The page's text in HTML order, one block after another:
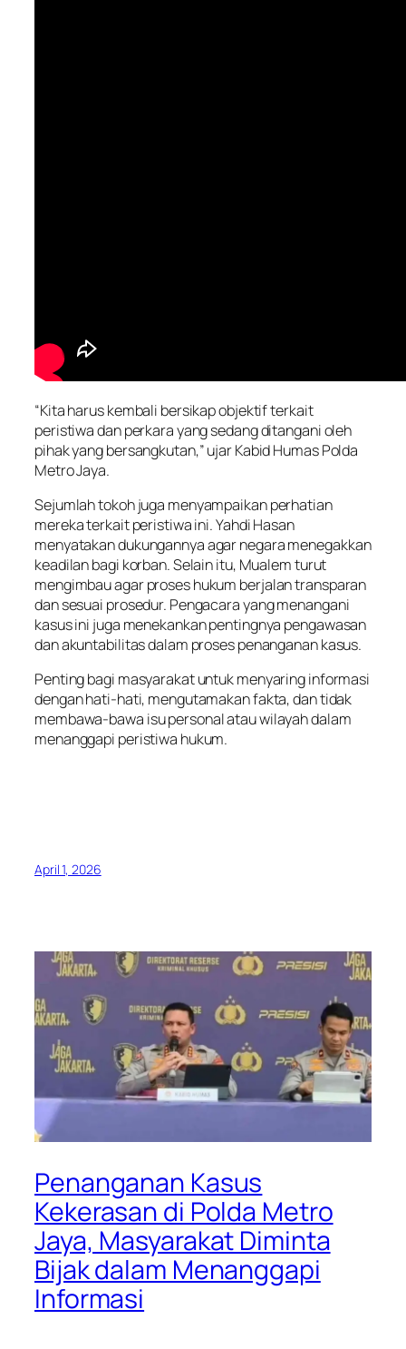
“Kita harus kembali bersikap objektif terkait
peristiwa dan perkara yang sedang ditangani oleh
pihak yang bersangkutan,” ujar Kabid Humas Polda
Metro Jaya.
Sejumlah tokoh juga menyampaikan perhatian
mereka terkait peristiwa ini. Yahdi Hasan
menyatakan dukungannya agar negara menegakkan
keadilan bagi korban. Selain itu, Mualem turut
mengimbau agar proses hukum berjalan transparan
dan sesuai prosedur. Pengacara yang menangani
kasus ini juga menekankan pentingnya pengawasan
dan akuntabilitas dalam proses penanganan kasus.
Penting bagi masyarakat untuk menyaring informasi
dengan hati-hati, mengutamakan fakta, dan tidak
membawa-bawa isu personal atau wilayah dalam
menanggapi peristiwa hukum.
April 1, 2026
Penanganan Kasus
Kekerasan di Polda Metro
Jaya, Masyarakat Diminta
Bijak dalam Menanggapi
Informasi